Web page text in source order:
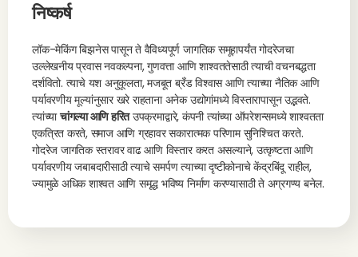
निष्कर्ष
लॉक-मेकिंग बिझनेस पासून ते वैविध्यपूर्ण जागतिक समूहापर्यंत गोदरेजचा
उल्लेखनीय प्रवास नवकल्पना, गुणवत्ता आणि शाश्वततेसाठी त्याची वचनबद्धता
दर्शवितो. त्याचे यश अनुकूलता, मजबूत ब्रँड विश्वास आणि त्याच्या नैतिक आणि
पर्यावरणीय मूल्यांनुसार खरे राहताना अनेक उद्योगांमध्ये विस्तारापासून उद्भवते.
त्यांच्याचांगल्या आणि हरितउपक्रमाद्वारे, कंपनी त्यांच्या ऑपरेशन्समध्ये शाश्वतता
एकत्रित करते, समाज आणि ग्रहावर सकारात्मक परिणाम सुनिश्चित करते.
गोदरेज जागतिक स्तरावर वाढ आणि विस्तार करत असल्याने, उत्कृष्टता आणि
पर्यावरणीय जबाबदारीसाठी त्याचे समर्पण त्याच्या दृष्टीकोनाचे केंद्रबिंदू राहील,
ज्यामुळे अधिक शाश्वत आणि समृद्ध भविष्य निर्माण करण्यासाठी ते अग्रगण्य बनेल.